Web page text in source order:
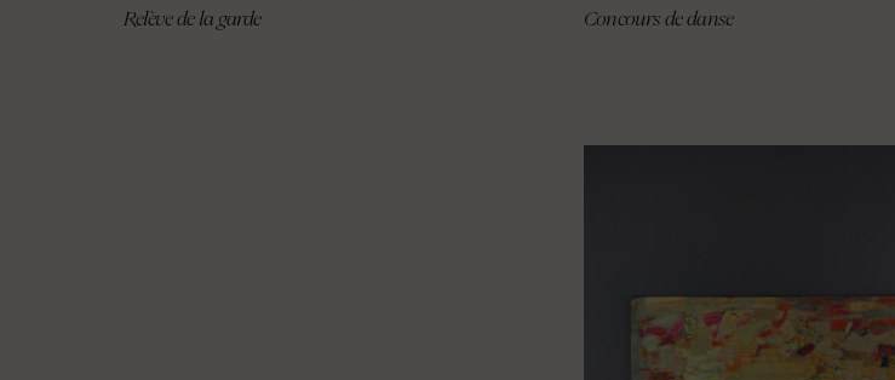
Relève de la garde Concours de danse